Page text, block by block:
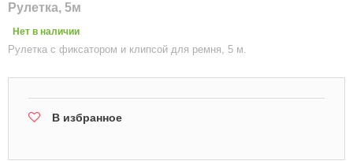
Рулетка, 5м
Нет в наличии
Рулетка с фиксатором и клипсой для ремня, 5 м.
В избранное